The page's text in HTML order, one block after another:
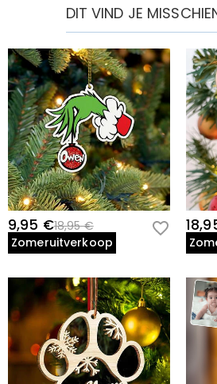
DIT VIND JE
9,95 €18,95 €
Zomeruitverkoop